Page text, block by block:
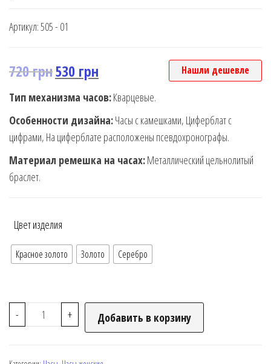
Артикул:505 - 01
720грн530 грн Нашли дешевле
Тип механизма часов:Кварцевые.
Особенности дизайна:Часы с камешками, Циферблат с
цифрами, На циферблате расположены псевдохронографы.
Материал ремешка на часах:Металлический цельнолитый
браслет.
Цвет изделия
Красное золото Золото Серебро
- + Добавить в корзину